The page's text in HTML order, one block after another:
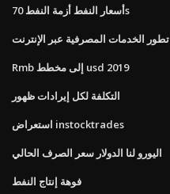
أسعار النفط أزمة النفط 70s
تطور الخدمات المصرفية عبر الإنترنت
Rmb إلى مخطط usd 2019
التكلفة لكل إيرادات ظهور
استعراض instocktrades
اليورو لنا الدولار سعر الصرف الحالي
فوهة إنتاج النفط